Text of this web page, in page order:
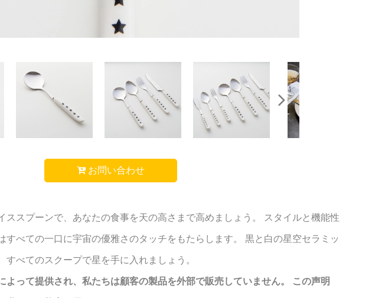
お問い合わせ
ススプーンで、あなたの食事を天の高さまで高めましょう。 スタイルと機能性
すべての一口に宇宙の優雅さのタッチをもたらします。 黒と白の星空セラミッ
すべてのスクープで星を手に入れましょう。
よって提供され、私たちは顧客の製品を外部で販売していません。 この声明